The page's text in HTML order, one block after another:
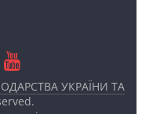
УКРАЇНИ ТА